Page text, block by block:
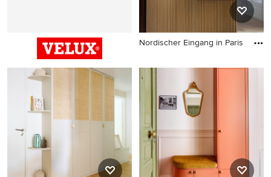
Nordischer Eingang in Paris